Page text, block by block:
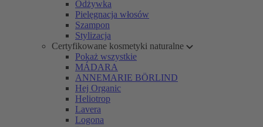
Odżywka
Pielęgnacja włosów
Szampon
Stylizacja
Certyfikowane kosmetyki naturalne
Pokaż wszystkie
MÁDARA
ANNEMARIE BÖRLIND
Hej Organic
Heliotrop
Lavera
Logona